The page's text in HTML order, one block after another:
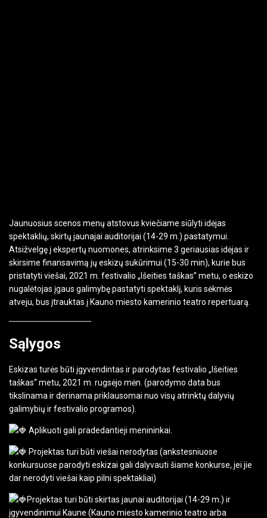
Jaunuosius scenos menų atstovus kviečiame siūlyti idėjas
spektaklių, skirtų jaunajai auditorijai (14-29 m.) pastatymui.
Atsižvelgę į ekspertų nuomones, atrinksime 3 geriausias idėjas ir
skirsime finansavimą jų eskizų sukūrimui (15-30 min), kurie bus
pristatyti viešai, 2021 m. festivalio „Išeities taškas” metu, o eskizo
nugalėtojas įgaus galimybę pastatyti spektaklį, kuris sėkmės
atveju, bus įtrauktas į Kauno miesto kamerinio teatro repertuarą.
Sąlygos
Eskizas turės būti įgyvendintas ir parodytas festivalio „Išeities
taškas“ metu, 2021 m. rugsėjo mėn. (parodymo data bus
tikslinama ir derinama priklausomai nuo visų atrinktų dalyvių
galimybių ir festivalio programos).
Aplikuoti gali pradedantieji menininkai.
Projektas turi būti viešai nerodytas (ankstesniuose
konkursuose parodyti eskizai gali dalyvauti šiame konkurse, jei jie
dar nerodyti viešai kaip pilni spektakliai)
Projektas turi būti skirtas jaunai auditorijai (14-29 m.) ir
įgyvendinimui Kaune (Kauno miesto kamerinio teatro arba